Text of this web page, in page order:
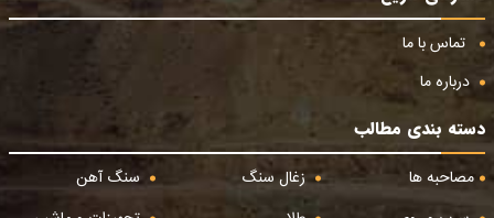
تماس با ما
درباره ما
دسته بندی مطالب
مصاحبه ها
زغال سنگ
سنگ آهن